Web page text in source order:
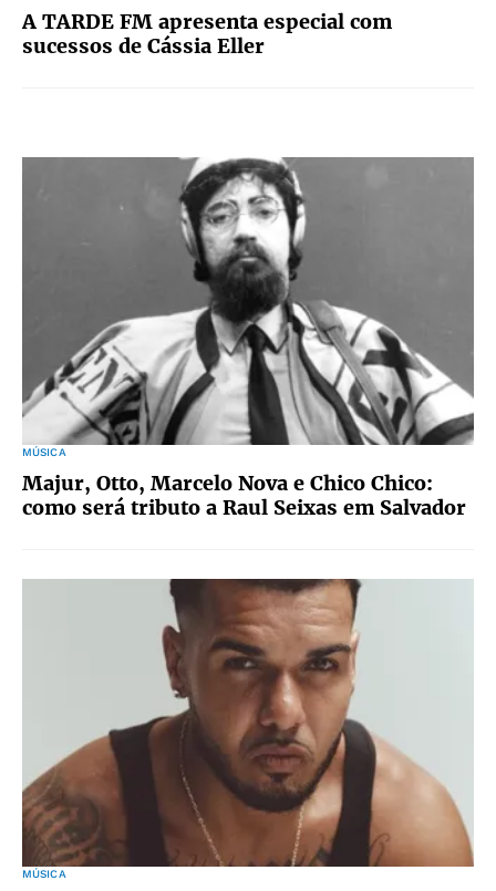
A TARDE FM apresenta especial com
sucessos de Cássia Eller
MÚSICA
Majur, Otto, Marcelo Nova e Chico Chico:
como será tributo a Raul Seixas em Salvador
MÚSICA